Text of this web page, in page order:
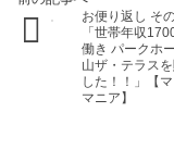
お便り返し そ
「世帯年収
働き パークホ
山ザ・テラス
した！！」【
マニア】